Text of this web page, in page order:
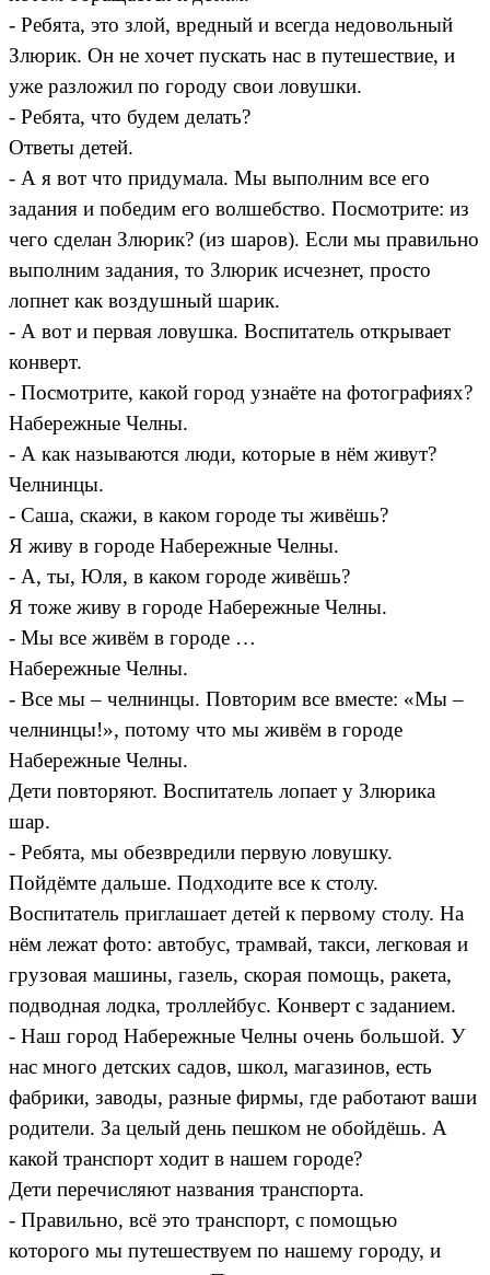
- Ребята, это злой, вредный и всегда недовольный
Злюрик. Он не хочет пускать нас в путешествие, и
уже разложил по городу свои ловушки.
- Ребята, что будем делать?
Ответы детей.
- А я вот что придумала. Мы выполним все его
задания и победим его волшебство. Посмотрите: из
чего сделан Злюрик? (из шаров). Если мы правильно
выполним задания, то Злюрик исчезнет, просто
лопнет как воздушный шарик.
- А вот и первая ловушка. Воспитатель открывает
конверт.
- Посмотрите, какой город узнаёте на фотографиях?
Набережные Челны.
- А как называются люди, которые в нём живут?
Челнинцы.
- Саша, скажи, в каком городе ты живёшь?
Я живу в городе Набережные Челны.
- А, ты, Юля, в каком городе живёшь?
Я тоже живу в городе Набережные Челны.
- Мы все живём в городе …
Набережные Челны.
- Все мы – челнинцы. Повторим все вместе: «Мы –
челнинцы!», потому что мы живём в городе
Набережные Челны.
Дети повторяют. Воспитатель лопает у Злюрика
шар.
- Ребята, мы обезвредили первую ловушку.
Пойдёмте дальше. Подходите все к столу.
Воспитатель приглашает детей к первому столу. На
нём лежат фото: автобус, трамвай, такси, легковая и
грузовая машины, газель, скорая помощь, ракета,
подводная лодка, троллейбус. Конверт с заданием.
- Наш город Набережные Челны очень большой. У
нас много детских садов, школ, магазинов, есть
фабрики, заводы, разные фирмы, где работают ваши
родители. За целый день пешком не обойдёшь. А
какой транспорт ходит в нашем городе?
Дети перечисляют названия транспорта.
- Правильно, всё это транспорт, с помощью
которого мы путешествуем по нашему городу, и